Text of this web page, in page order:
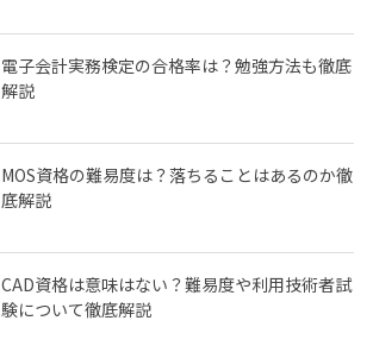
電子会計実務検定の合格率は？勉強方法も徹底
解説
MOS資格の難易度は？落ちることはあるのか徹
底解説
CAD資格は意味はない？難易度や利用技術者試
験について徹底解説